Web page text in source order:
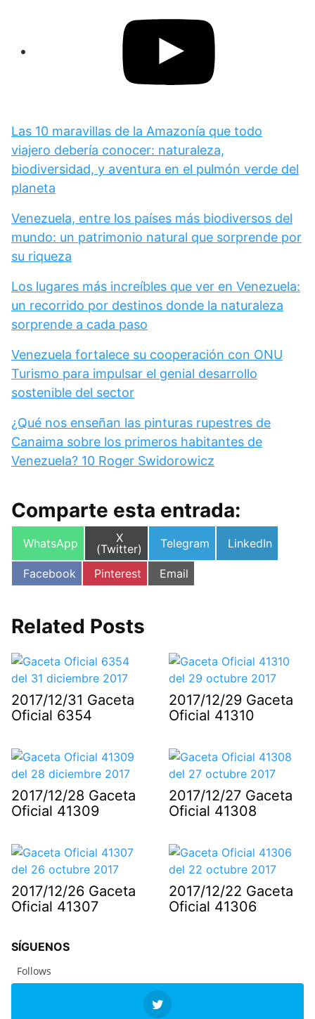
Las 10 maravillas de la Amazonía que todo
viajero debería conocer: naturaleza,
biodiversidad, y aventura en el pulmón verde del
planeta
Venezuela, entre los países más biodiversos del
mundo: un patrimonio natural que sorprende por
su riqueza
Los lugares más increíbles que ver en Venezuela:
un recorrido por destinos donde la naturaleza
sorprende a cada paso
Venezuela fortalece su cooperación con ONU
Turismo para impulsar el genial desarrollo
sostenible del sector
¿Qué nos enseñan las pinturas rupestres de
Canaima sobre los primeros habitantes de
Venezuela? 10 Roger Swidorowicz
Comparte esta entrada:
Compartir
WhatsApp
Compartir
en
X
(Twitter)
Compartir
Telegram
Compartir
LinkedIn
Compartir
en
Facebook
Compartir
en
Pinterest
Compartir
en
Email
Related Posts
2017/12/31 Gaceta
Oficial 6354
2017/12/29 Gaceta
Oficial 41310
2017/12/28 Gaceta
Oficial 41309
2017/12/27 Gaceta
Oficial 41308
2017/12/26 Gaceta
Oficial 41307
2017/12/22 Gaceta
Oficial 41306
SÍGUENOS
Follows